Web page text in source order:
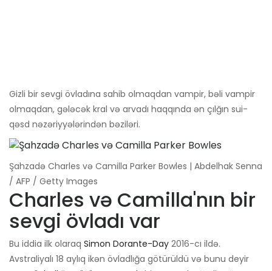
Gizli bir sevgi övladına sahib olmaqdan vampir, bəli vampir
olmaqdan, gələcək kral və arvadı haqqında ən çılğın sui-
qəsd nəzəriyyələrindən bəziləri.
Şahzadə Charles və Camilla Parker Bowles | Abdelhak Senna
/ AFP / Getty Images
Charles və Camilla'nın bir
sevgi övladı var
Bu iddia ilk olaraq Simon Dorante-Day 2016-cı ildə.
Avstraliyalı 18 aylıq ikən övladlığa götürüldü və bunu deyir